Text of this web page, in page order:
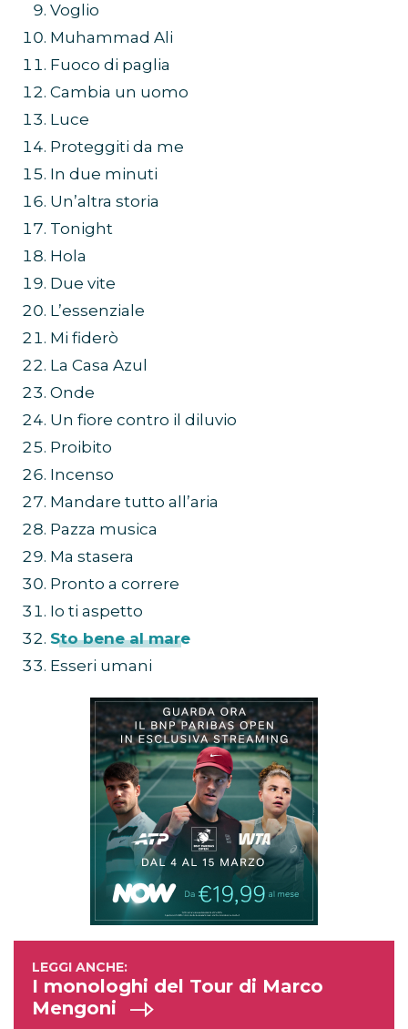
Voglio
Muhammad Ali
Fuoco di paglia
Cambia un uomo
Luce
Proteggiti da me
In due minuti
Un’altra storia
Tonight
Hola
Due vite
L’essenziale
Mi fiderò
La Casa Azul
Onde
Un fiore contro il diluvio
Proibito
Incenso
Mandare tutto all’aria
Pazza musica
Ma stasera
Pronto a correre
Io ti aspetto
Sto bene al mare
Esseri umani
I monologhi del Tour di Marco
Mengoni